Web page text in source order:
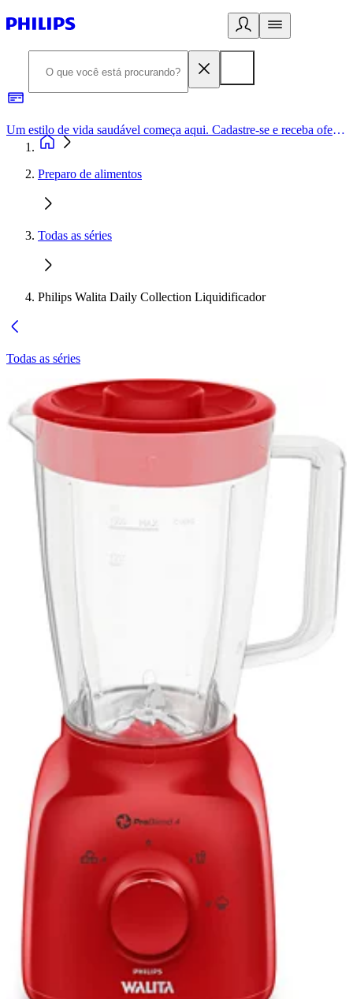
Um estilo de vida saudável começa aqui. Cadastre-se e receba ofertas exclusivas.
Preparo de alimentos
Todas as séries
Philips Walita Daily Collection Liquidificador
Todas as séries